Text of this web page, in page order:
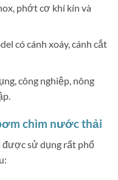
phớt cơ khí kín và
có cánh xoáy, cánh cắt
công nghiệp, nông
chìm nước thải
được sử dụng rất phổ